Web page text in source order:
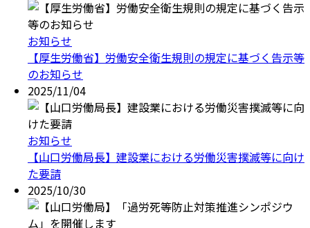
お知らせ
【厚生労働省】労働安全衛生規則の規定に基づく告示等
のお知らせ
2025/11/04
お知らせ
【山口労働局長】建設業における労働災害撲滅等に向け
た要請
2025/10/30